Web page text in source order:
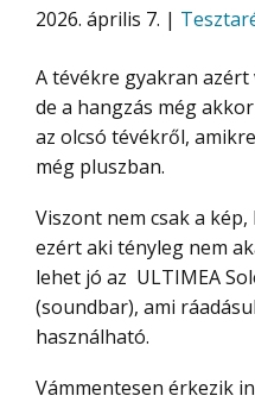
2026. április 7. |
A tévékre gyakran
de a hangzás még
az olcsó tévékről,
még pluszban.
Viszont nem csak a kép, hanem a hang is fontos,
ezért aki tényleg nem
lehet jó az ULTIMEA
(soundbar), ami
használható.
Vámmentesen érkezik ingyen szállítással és